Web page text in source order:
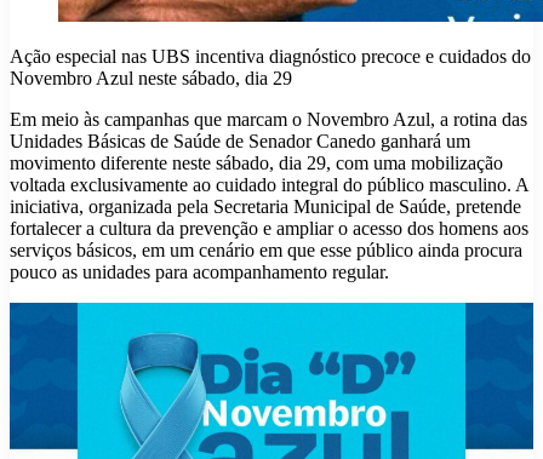
Ação especial nas UBS incentiva diagnóstico precoce e cuidados do
Novembro Azul neste sábado, dia 29
Em meio às campanhas que marcam o Novembro Azul, a rotina das
Unidades Básicas de Saúde de Senador Canedo ganhará um
movimento diferente neste sábado, dia 29, com uma mobilização
voltada exclusivamente ao cuidado integral do público masculino. A
iniciativa, organizada pela Secretaria Municipal de Saúde, pretende
fortalecer a cultura da prevenção e ampliar o acesso dos homens aos
serviços básicos, em um cenário em que esse público ainda procura
pouco as unidades para acompanhamento regular.